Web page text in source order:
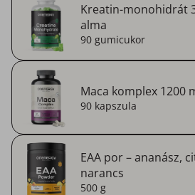
Kreatin-monohidrát
alma
90 gumicukor
Maca komplex 1200
90 kapszula
EAA por – ananász,
narancs
500 g